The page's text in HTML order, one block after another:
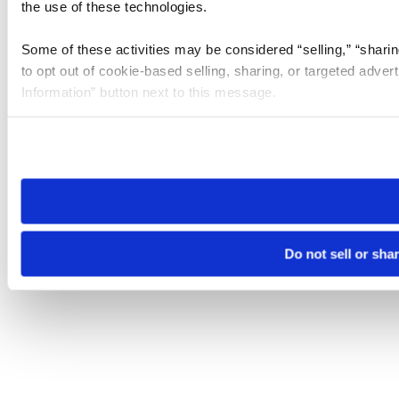
the use of these technologies.
Some of these activities may be considered “selling,”
to opt out of cookie-based selling, sharing, or targeted
Information” button next to this message.
need to be set again.
Do not sell or